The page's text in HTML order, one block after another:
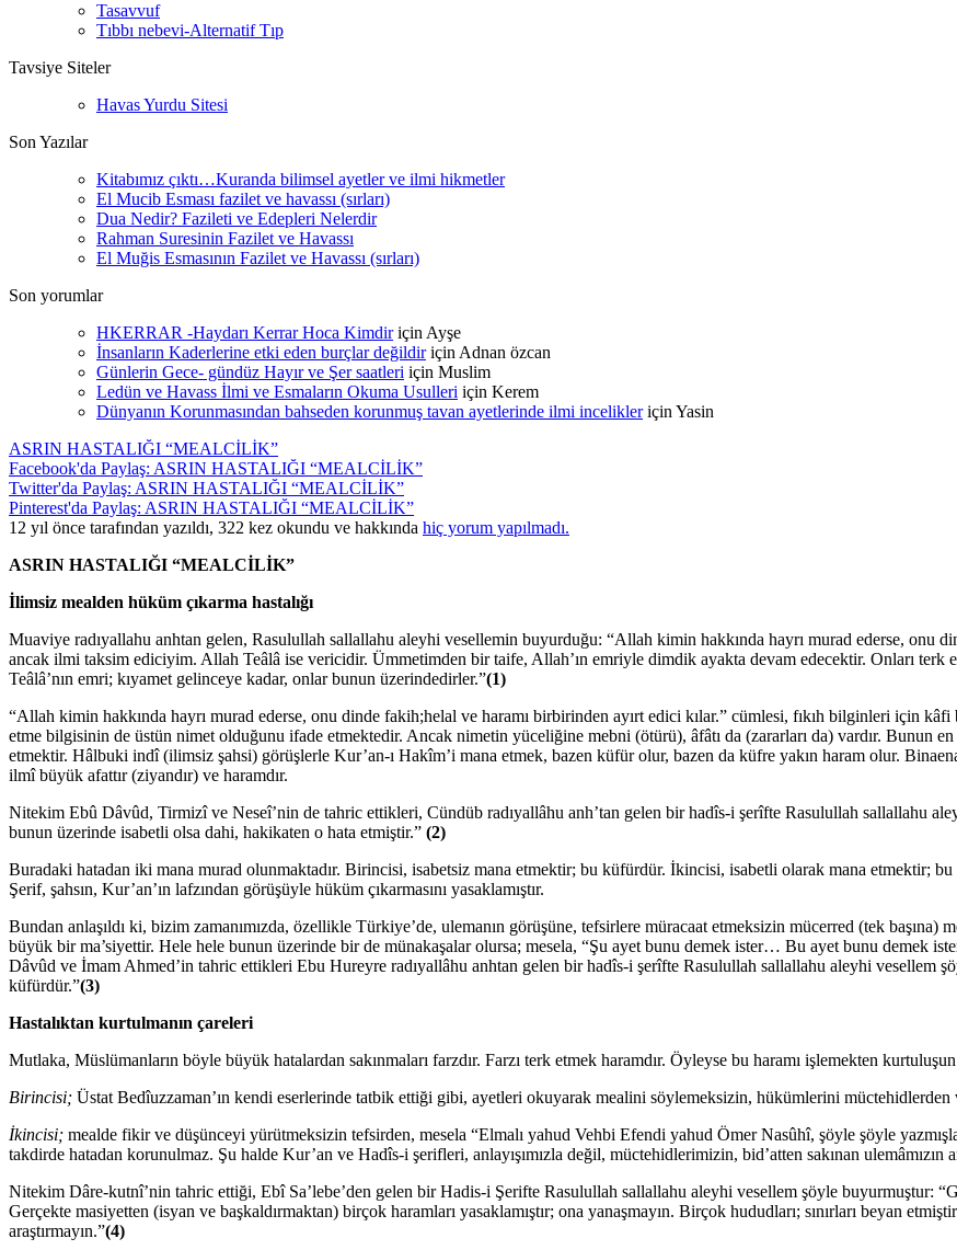
Tasavvuf
Tıbbı nebevi-Alternatif Tıp
Tavsiye Siteler
Havas Yurdu Sitesi
Son Yazılar
Kitabımız çıktı…Kuranda bilimsel ayetler ve ilmi hikmetler
El Mucib Esması fazilet ve havassı (sırları)
Dua Nedir? Fazileti ve Edepleri Nelerdir
Rahman Suresinin Fazilet ve Havassı
El Muğis Esmasının Fazilet ve Havassı (sırları)
Son yorumlar
HKERRAR -Haydarı Kerrar Hoca Kimdiriçin Ayşe
İnsanların Kaderlerine etki eden burçlar değildiriçin Adnan özcan
Günlerin Gece- gündüz Hayır ve Şer saatleri için Muslim
Ledün ve Havass İlmi ve Esmaların Okuma Usulleri için Kerem
Dünyanın Korunmasından bahseden korunmuş tavan ayetlerinde ilmi incelikleriçin Yasin
ASRIN HASTALIĞI “MEALCİLİK”
Facebook'da Paylaş: ASRIN HASTALIĞI “MEALCİLİK”
Twitter'da Paylaş: ASRIN HASTALIĞI “MEALCİLİK”
Pinterest'da Paylaş: ASRIN HASTALIĞI “MEALCİLİK”
12 yıl önce tarafından yazıldı, 322 kez okundu ve hakkında hiç yorum yapılmadı.
ASRIN HASTALIĞI “MEALCİLİK”
İlimsiz mealden hüküm çıkarma hastalığı
Muaviye radıyallahu anhtan gelen, Rasulullah sallallahu aleyhi vesellemin buyurduğu: “Allah kimin hakkında hayrı murad ederse, onu
ancak ilmi taksim ediciyim. Allah Teâlâ ise vericidir. Ümmetimden bir taife, Allah’ın emriyle dimdik ayakta devam edecektir. Onları
Teâlâ’nın emri; kıyamet gelinceye kadar, onlar bunun üzerindedirler.”(1)
“Allah kimin hakkında hayrı murad ederse, onu dinde fakih;helal ve haramı birbirinden ayırt edici kılar.” cümlesi, fıkıh bilginleri için
etme bilgisinin de üstün nimet olduğunu ifade etmektedir. Ancak nimetin yüceliğine mebni (ötürü), âfâtı da (zararları da) vardır. Bunun
etmektir. Hâlbuki indî (ilimsiz şahsi) görüşlerle Kur’an-ı Hakîm’i mana etmek, bazen küfür olur, bazen da küfre yakın haram olur.
ilmî büyük afattır (ziyandır) ve haramdır.
Nitekim Ebû Dâvûd, Tirmizî ve Neseî’nin de tahric ettikleri, Cündüb radıyallâhu anh’tan gelen bir hadîs-i şerîfte Rasulullah sallallahu
bunun üzerinde isabetli olsa dahi, hakikaten o hata etmiştir.” (2)
Buradaki hatadan iki mana murad olunmaktadır. Birincisi, isabetsiz mana etmektir; bu küfürdür. İkincisi, isabetli olarak mana etmektir;
Şerif, şahsın, Kur’an’ın lafzından görüşüyle hüküm çıkarmasını yasaklamıştır.
Bundan anlaşıldı ki, bizim zamanımızda, özellikle Türkiye’de, ulemanın görüşüne, tefsirlere müracaat etmeksizin mücerred (tek başına)
büyük bir ma’siyettir. Hele hele bunun üzerinde bir de münakaşalar olursa; mesela, “Şu ayet bunu demek ister… Bu ayet bunu demek
Dâvûd ve İmam Ahmed’in tahric ettikleri Ebu Hureyre radıyallâhu anhtan gelen bir hadîs-i şerîfte Rasulullah sallallahu aleyhi vesellem
küfürdür.”(3)
Hastalıktan kurtulmanın çareleri
Mutlaka, Müslümanların böyle büyük hatalardan sakınmaları farzdır. Farzı terk etmek haramdır. Öyleyse bu haramı işlemekten
Birincisi; Üstat Bedîuzzaman’ın kendi eserlerinde tatbik ettiği gibi, ayetleri okuyarak mealini söylemeksizin, hükümlerini müctehidlerden
İkincisi; mealde fikir ve düşünceyi yürütmeksizin tefsirden, mesela “Elmalı yahud Vehbi Efendi yahud Ömer Nasûhî, şöyle şöyle
takdirde hatadan korunulmaz. Şu halde Kur’an ve Hadîs-i şerifleri, anlayışımızla değil, müctehidlerimizin, bid’atten sakınan ulemâmızın
Nitekim Dâre-kutnî’nin tahric ettiği, Ebî Sa’lebe’den gelen bir Hadis-i Şerifte Rasulullah sallallahu aleyhi vesellem şöyle buyurmuştur:
Gerçekte masiyetten (isyan ve başkaldırmaktan) birçok haramları yasaklamıştır; ona yanaşmayın. Birçok hududları; sınırları beyan
araştırmayın.”(4)